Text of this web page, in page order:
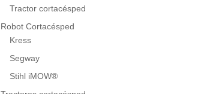
Tractor cortacésped
Robot Cortacésped
Kress
Segway
Stihl iMOW®